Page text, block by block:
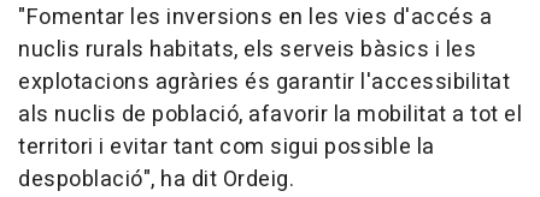
"Fomentar les inversions en les vies d'accés a
nuclis rurals habitats, els serveis bàsics i les
explotacions agràries és garantir l'accessibilitat
als nuclis de població, afavorir la mobilitat a tot el
territori i evitar tant com sigui possible la
despoblació", ha dit Ordeig.